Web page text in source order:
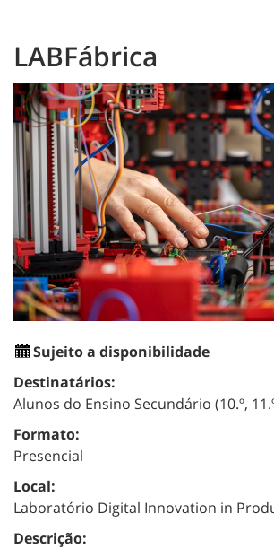
LABFábrica
Sujeito a disponibilidade
Destinatários:
Alunos do Ensino Secundário (10.º,
Formato:
Presencial
Local:
Laboratório Digital Innovation in
Descrição: